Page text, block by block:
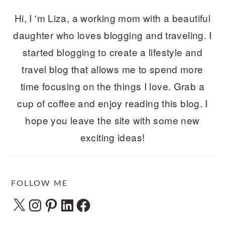
Hi, I 'm Liza, a working mom with a beautiful
daughter who loves blogging and traveling. I
started blogging to create a lifestyle and
travel blog that allows me to spend more
time focusing on the things I love. Grab a
cup of coffee and enjoy reading this blog. I
hope you leave the site with some new
exciting ideas!
FOLLOW ME
X Instagram
Pinterest
LinkedInFacebook